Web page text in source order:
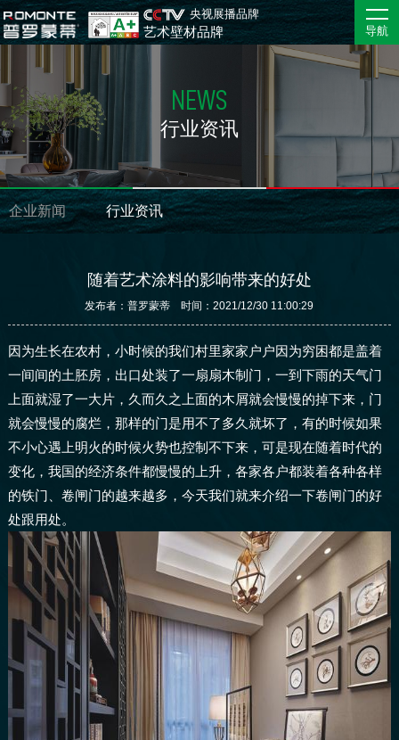
央视展播品牌
艺术壁材品牌 导航
NEWS
行业资讯
企业新闻 行业资讯
随着艺术涂料的影响带来的好处
发布者：普罗蒙蒂 时间：2021/12/30 11:00:29
因为生长在农村，小时候的我们村里家家户户因为穷困都是盖着
一间间的土胚房，出口处装了一扇扇木制门，一到下雨的天气门
上面就湿了一大片，久而久之上面的木屑就会慢慢的掉下来，门
就会慢慢的腐烂，那样的门是用不了多久就坏了，有的时候如果
不小心遇上明火的时候火势也控制不下来，可是现在随着时代的
变化，我国的经济条件都慢慢的上升，各家各户都装着各种各样
的铁门、卷闸门的越来越多，今天我们就来介绍一下卷闸门的好
处跟用处。